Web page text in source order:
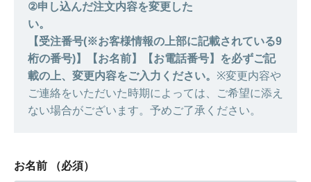
②申し込んだ注文内容を変更した
い。
【受注番号(※お客様情報の上部に記載されている9
桁の番号)】【お名前】【お電話番号】を必ずご記
載の上、変更内容をご入力ください。 ※変更内容や
ご連絡をいただいた時期によっては、ご希望に添え
ない場合がございます。予めご了承ください。
お名前 （必須）